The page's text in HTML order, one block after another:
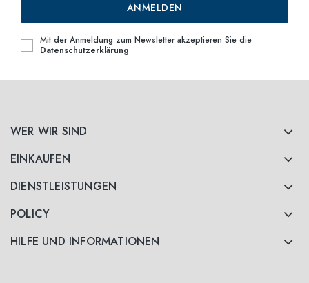
WER WIR SIND
EINKAUFEN
DIENSTLEISTUNGEN
POLICY
HILFE UND INFORMATIONEN
ANMELDEN
Mit der Anmeldung zum Newsletter akzeptieren Sie die
Datenschutzerklärung